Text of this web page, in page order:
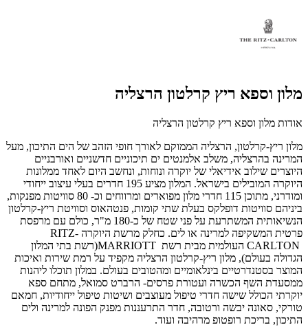
מלון וספא ריץ קרלטון הרצליה
אודות מלון וספא ריץ קרלטון הרצליה
מלון ריץ-קרלטון, הרצליה הממוקם לאורך חופי הזהב של הים התיכון, מעל
המרינה בהרצליה, משלב אלמנטים ים תיכוניים חדשניים ואורבניים
היוצרים שילוב אידיאלי של יוקרה ונוחות, ונחשב היום לאחד ממלונות
היוקרה המובילים בישראל.
המלון מציע 195 חדרים בעלי עיצוב ייחודי
ומודרני, מתוכן 115 חדרי מלון מפוארים ומרווחים וכ- 80 סוויטות מפנקות,
ביניהם סוויטות דופלקס בעלת שתי קומות, פנטהאוס וסוויטת ריץ-קרלטון
הנשיאותית המשתרעת על פני שטח של כ-180 מ"ר, כולם עם מרפסת
פרטית המשקיפה למרינה או לים. כחלק מרשת היוקרה RITZ-
CARLTON העולמית מבית רשת MARRIOTT(רשת בתי המלון
הגדולה בעולם), מלון ריץ-קרלטון הרצליה מקפיד על רמת שירות ואיכות
המוצר בסטנדרטיים בינלאומיים ומהטובים בעולם. במלון תוכלו ליהנות
ממסעדת השף הכשרה ועטורת פרסים- הרברט סמואל, מתחם ספא
יוקרתי הכולל שישה חדרי טיפול מעוצבים ושיטות טיפול ייחודיות, חמאם
טורקי, סאונה יבשה ורטובה, חדר התרעננות מפנק הפונה למרינה ולים
התיכון, בריכת רופטופ מרהיבה ועוד.